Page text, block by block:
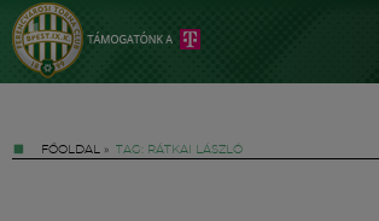
FŐOLDAL » TAG: RÁTKAI LÁSZLÓ